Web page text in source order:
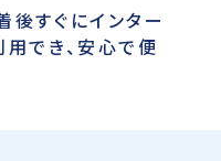
すぐにインター
でき、安心で便